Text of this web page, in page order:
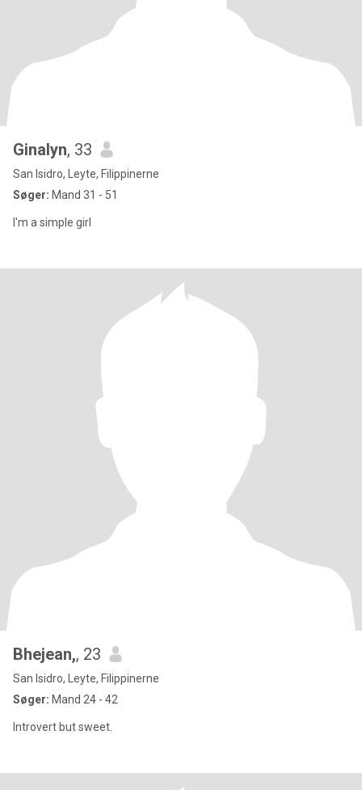
Ginalyn, 33
San Isidro, Leyte, Filippinerne
Søger: Mand 31 - 51
I'm a simple girl
Bhejean,, 23
San Isidro, Leyte, Filippinerne
Søger: Mand 24 - 42
Introvert but sweet.